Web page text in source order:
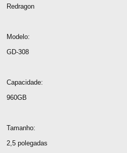
Redragon
Modelo:
GD-308
Capacidade:
960GB
Tamanho:
2,5 polegadas